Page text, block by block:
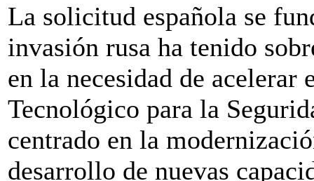
La solicitud española se
invasión rusa ha tenido
en la necesidad de
Tecnológico para la
centrado en la
desarrollo de nuevas